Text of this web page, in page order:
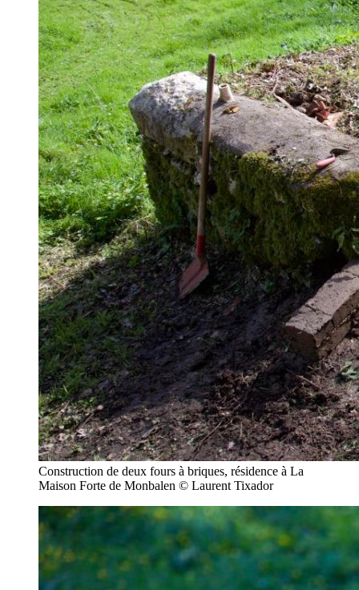
Construction de deux fours à briques, résidence à La
Maison Forte de Monbalen © Laurent Tixador